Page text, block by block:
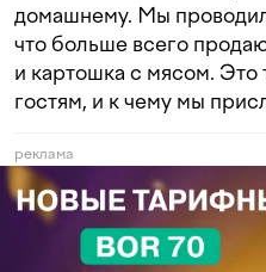
домашнему. Мы
что больше всего
и картошка с мясом. Это
гостям, и к чему мы
реклама